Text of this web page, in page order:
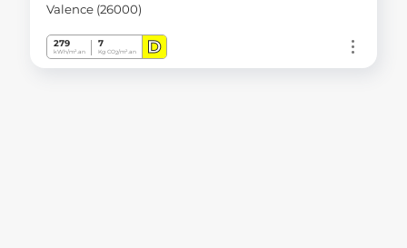
Valence (26000)
279
kWh/m².an
7
Kg CO2/m².an D